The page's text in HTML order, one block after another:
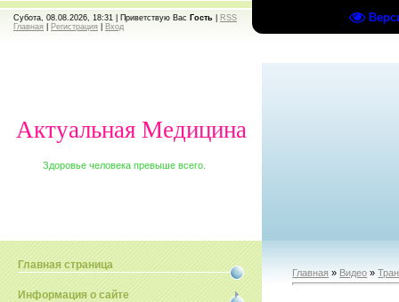
Субота, 08.08.2026, 18:31 | Приветствую Вас Гость
RSS
Главная
Регистрация Вход
Актуальная Медицина
Здоровье человека превыше всего.
Главная страница
Информация о сайте
Главная » Видео »